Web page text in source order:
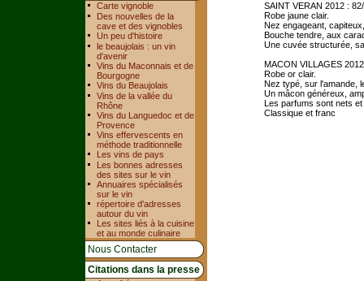
Carte vignoble
Des nouvelles de la
cave et des vignobles
Un peu d'histoire
le beaujolais : un vin
d'avenir
Vins du Maconnais et de
Bourgogne
Vins du Beaujolais
Vins de la vallée du
Rhône
Vins du Languedoc et de
Provence
Vins effervescents en
méthode traditionnelle
Les vins de pays
Les bonnes adresses
des sites sur le vin
Annuaires spécialisés
sur le vin
répertoire d'adresses
autour du vin
Les sites liés à la cuisine
et au monde culinaire
Nous Contacter
Citations dans la presse
SAINT VERAN 2012 :
Robe jaune clair.
Nez engageant,
Bouche tendre, aux
Une cuvée structurée,
MACON VILLAGES
Robe or clair.
Nez typé, sur l'amande,
Un mâcon généreux,
Les parfums sont nets
Classique et franc